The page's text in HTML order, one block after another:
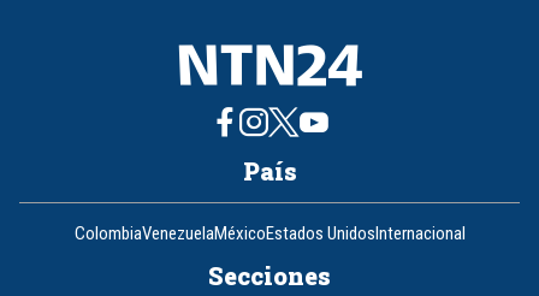
País
ColombiaVenezuelaMéxicoEstados UnidosInternacional
Secciones